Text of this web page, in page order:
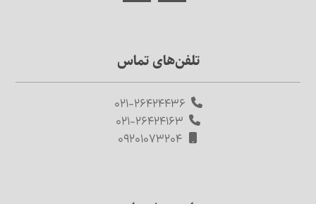
تلفن‌های تماس
۰۲۱-۲۶۴۲۴۴۳۶
۰۲۱-۲۶۴۲۴۱۶۳
۰۹۲۰۱۰۷۳۲۰۴